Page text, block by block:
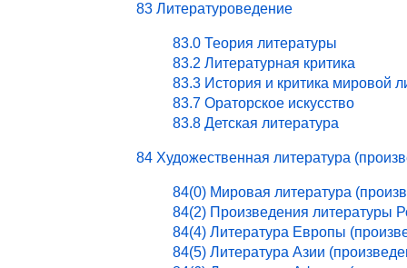
83 Литературоведение
83.0 Теория литературы
83.2 Литературная критика
83.3 История и критика мировой
83.7 Ораторское искусство
83.8 Детская литература
84 Художественная литература
84(0) Мировая литература
84(2) Произведения литературы
84(4) Литература Европы
84(5) Литература Азии